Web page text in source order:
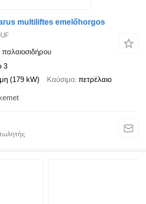
multiliftes emelőhorgos
3
(179 kW) Καύσιμο πετρέλαιο